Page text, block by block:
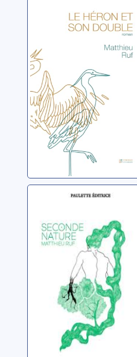
Le héron et son
double
Ruf, Matthieu
Seconde nature